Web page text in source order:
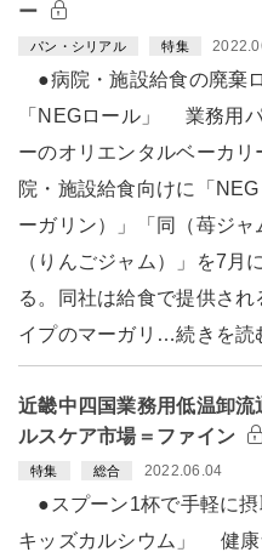
ー
パン・シリアル 特集
●病院・施設給食の廃棄
「NEGロール」 業務用
ーのオリエンタルベーカリ
院・施設給食向けに「
ーガリン）」「同（苺ジャ
（りんごジャム）」を7月
る。同社は給食で提供され
イプのマーガリ…続きを読
近畿中四国業務用低温卸流
ルスケア市場＝ファイン
特集 総合 2022.06.04
●スプーン1杯で手軽に
キッズカルシウム」 健康